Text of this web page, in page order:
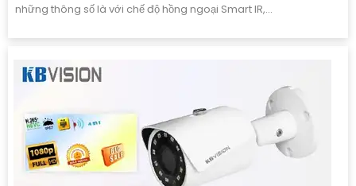
những thông số là với chế độ hồng ngoại Smart IR,...